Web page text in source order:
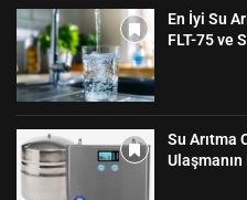
En İyi Su
FLT-75 ve
Su Arıtma